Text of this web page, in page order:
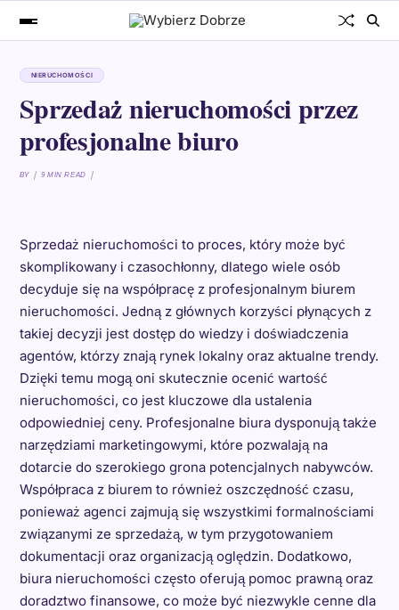
NIERUCHOMOŚCI
Sprzedaż nieruchomości przez
profesjonalne biuro
BY 9 MIN READ
Sprzedaż nieruchomości to proces, który może być
skomplikowany i czasochłonny, dlatego wiele osób
decyduje się na współpracę z profesjonalnym biurem
nieruchomości. Jedną z głównych korzyści płynących z
takiej decyzji jest dostęp do wiedzy i doświadczenia
agentów, którzy znają rynek lokalny oraz aktualne trendy.
Dzięki temu mogą oni skutecznie ocenić wartość
nieruchomości, co jest kluczowe dla ustalenia
odpowiedniej ceny. Profesjonalne biura dysponują także
narzędziami marketingowymi, które pozwalają na
dotarcie do szerokiego grona potencjalnych nabywców.
Współpraca z biurem to również oszczędność czasu,
ponieważ agenci zajmują się wszystkimi formalnościami
związanymi ze sprzedażą, w tym przygotowaniem
dokumentacji oraz organizacją oględzin. Dodatkowo,
biura nieruchomości często oferują pomoc prawną oraz
doradztwo finansowe, co może być niezwykle cenne dla